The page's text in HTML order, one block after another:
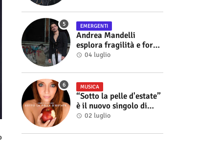
Alberto Salerno
EMERGENTI
Andrea Mandelli
esplora fragilità e forza
nel videoclip di “Sofia”
04 luglio
MUSICA
“Sotto la pelle d'estate”
è il nuovo singolo di
Roberta Modìgliani
02 luglio